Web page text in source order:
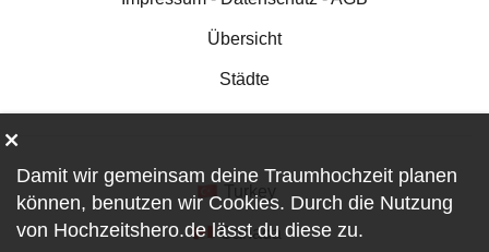
Übersicht
Städte
Turkey
Canada
Damit wir gemeinsam deine Traumhochzeit planen
können, benutzen wir Cookies. Durch die Nutzung
von Hochzeitshero.de lässt du diese zu.